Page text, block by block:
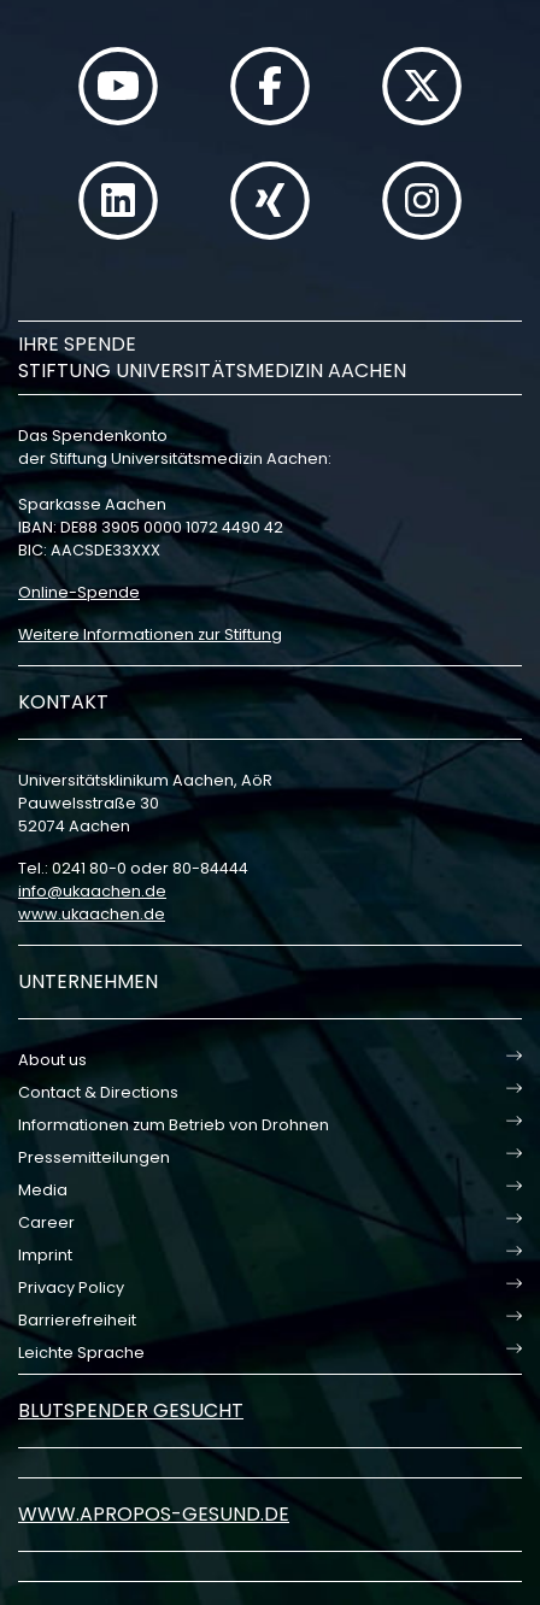
IHRE SPENDE
STIFTUNG UNIVERSITÄTSMEDIZIN AACHEN
Das Spendenkonto
der Stiftung Universitätsmedizin Aachen:
Sparkasse Aachen
IBAN: DE88 3905 0000 1072 4490 42
BIC: AACSDE33XXX
Online-Spende
Weitere Informationen zur Stiftung
KONTAKT
Universitätsklinikum Aachen, AöR
Pauwelsstraße 30
52074 Aachen
Tel.: 0241 80-0 oder 80-84444
info
ukaachen de
www.ukaachen.de
UNTERNEHMEN
About us
Contact & Directions
Informationen zum Betrieb von Drohnen
Pressemitteilungen
Media
Career
Imprint
Privacy Policy
Barrierefreiheit
Leichte Sprache
BLUTSPENDER GESUCHT
WWW.APROPOS-GESUND.DE